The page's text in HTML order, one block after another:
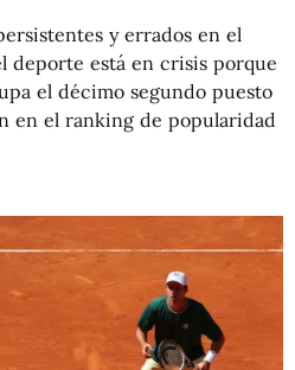
y errados en el
deporte está en crisis porque
el décimo segundo puesto
en el ranking de popularidad